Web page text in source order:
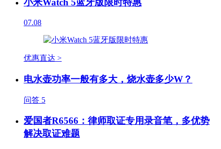
小米Watch 5蓝牙版限时特惠
07.08
优惠直达 >
电水壶功率一般有多大，烧水壶多少W？
问答 5
爱国者R6566：律师取证专用录音笔，多优势
解决取证难题